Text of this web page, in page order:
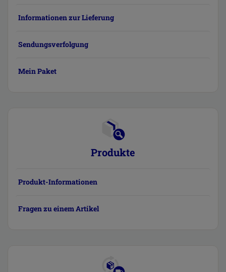
Informationen zur Lieferung
Sendungsverfolgung
Mein Paket
Produkte
Produkt-Informationen
Fragen zu einem Artikel